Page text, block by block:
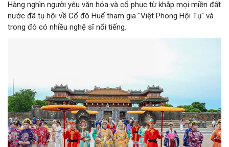
Hàng nghìn người yêu văn hóa và cổ phục từ khắp mọi miền đất
nước đã tụ hội về Cố đô Huế tham gia "Việt Phong Hội Tụ" và
trong đó có nhiều nghệ sĩ nổi tiếng.